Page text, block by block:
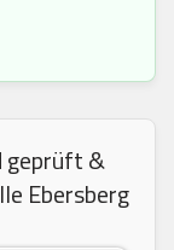
geprüft &
Ebersberg